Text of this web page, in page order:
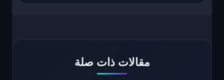
مقالات ذات صلة